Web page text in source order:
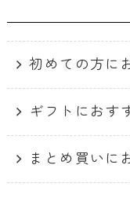
初めての方に
ギフトにおす
まとめ買いに